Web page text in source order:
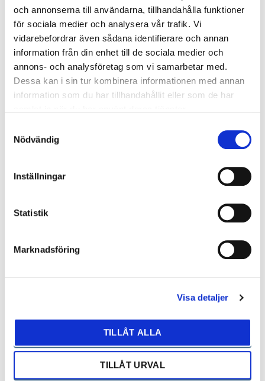
och annonserna till användarna, tillhandahålla funktioner
för sociala medier och analysera vår trafik. Vi
vidarebefordrar även sådana identifierare och annan
information från din enhet till de sociala medier och
annons- och analysföretag som vi samarbetar med.
Dessa kan i sin tur kombinera informationen med annan
information som du har tillhandahållit eller som de har
Nödvändig
Inställningar
Statistik
Marknadsföring
Visa detaljer
TILLÅT ALLA
TILLÅT URVAL
861.250 kr
ORT Gävle
VÄXELLÅDA
MÄTARSTÄLLNING
gavle@bilkompaniet.se